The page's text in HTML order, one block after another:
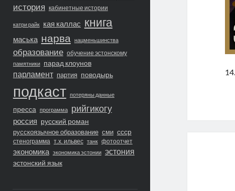
история кабинетные истории
катри райк кая каллас книга
маська нарва нацменьшинства
образование обучение эстонскому
памятники парад клоунов
парламент партия поводырь
подкаст потеряны данные
пресса программа рийгикогу
россия русский роман
русскоязычное образование сми ссср
стенограмма т.х. ильвес танк фотоотчет
экономика экономика эстонии эстония
эстонский язык